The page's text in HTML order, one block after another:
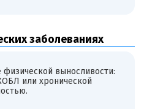
заболеваниях
выносливости:
или хронической